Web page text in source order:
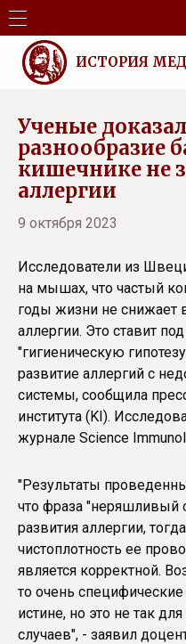
ИСТОРИЯ
Ученые
разнообразие
кишечнике не
аллергии
9 октября 2023
Исследователи из
на мышах, что частый
годы жизни не снижает
аллергии. Это ставит
"гигиеническую
развитие аллергий с
системы, сообщила
института (KI).
журнале Science
"Результаты
что фраза "неряшливый
развития аллергии,
чистоплотность ее
является корректной.
то очень
истине, но это не так
случаев", - заявил